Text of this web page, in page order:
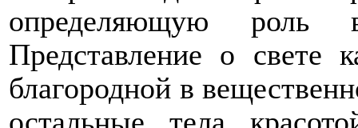
определяющую роль в
Представление о свете
благородной в